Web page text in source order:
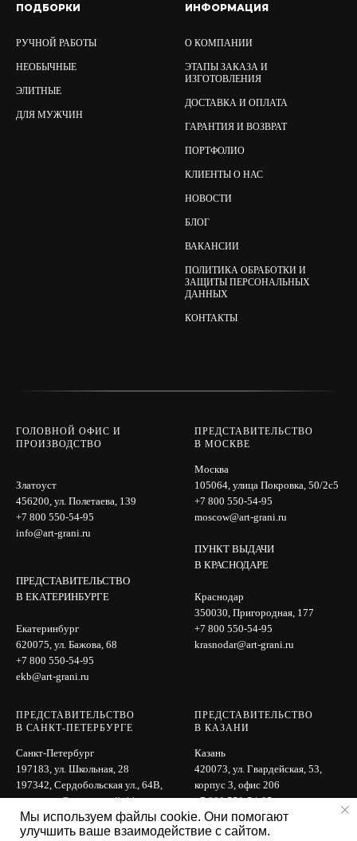
Мы используем файлы cookie. Они помогают
улучшить ваше взаимодействие с сайтом.
ПОДБОРКИ
РУЧНОЙ РАБОТЫ
НЕОБЫЧНЫЕ
ЭЛИТНЫЕ
ДЛЯ МУЖЧИН
ИНФОРМАЦИЯ
О КОМПАНИИ
ЭТАПЫ ЗАКАЗА И
ИЗГОТОВЛЕНИЯ
ДОСТАВКА И ОПЛАТА
ГАРАНТИЯ И ВОЗВРАТ
ПОРТФОЛИО
КЛИЕНТЫ О НАС
НОВОСТИ
БЛОГ
ВАКАНСИИ
ПОЛИТИКА ОБРАБОТКИ И
ЗАЩИТЫ ПЕРСОНАЛЬНЫХ
ДАННЫХ
КОНТАКТЫ
ГОЛОВНОЙ ОФИС И
ПРОИЗВОДСТВО
Златоуст
456200, ул. Полетаева, 139
+7 800 550-54-95
info@art-grani.ru
ПРЕДСТАВИТЕЛЬСТВО
В ЕКАТЕРИНБУРГЕ
Екатеринбург
620075, ул. Бажова, 68
+7 800 550-54-95
ekb@art-grani.ru
ПРЕДСТАВИТЕЛЬСТВО
В МОСКВЕ
Москва
105064, улица Покровка, 50/2с5
+7 800 550-54-95
moscow@art-grani.ru
ПУНКТ ВЫДАЧИ
В КРАСНОДАРЕ
Краснодар
350030, Пригородная, 177
+7 800 550-54-95
krasnodar@art-grani.ru
ПРЕДСТАВИТЕЛЬСТВО
В САНКТ-ПЕТЕРБУРГЕ
Санкт-Петербург
197183, ул. Школьная, 28
197342, Сердобольская ул., 64B,
вход с ул. Лисичанской, 11
+7 800 550-54-95
spb@art-grani.ru
ПРЕДСТАВИТЕЛЬСТВО
В КАЗАНИ
Казань
420073, ул. Гвардейская, 53,
корпус 3, офис 206
+7 800 550-54-95
kazan@art-grani.ru